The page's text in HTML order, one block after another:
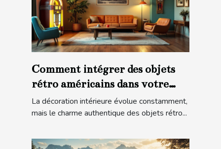
Comment intégrer des objets
rétro américains dans votre
décoration moderne ?
La décoration intérieure évolue constamment,
mais le charme authentique des objets rétro...